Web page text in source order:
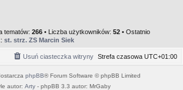
tematów: 266 • Liczba użytkowników: 52 • Ostatnio
st. strz. ZS Marcin Siek
Strefa czasowa UTC+01:00
Usuń ciasteczka witryny
phpBB® Forum Software © phpBB Limited
autor: Arty - phpBB 3.3 autor: MrGaby